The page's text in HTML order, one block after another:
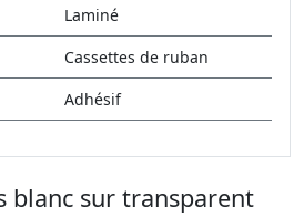
Laminé
Cassettes de ruban
Adhésif
blanc sur transparent